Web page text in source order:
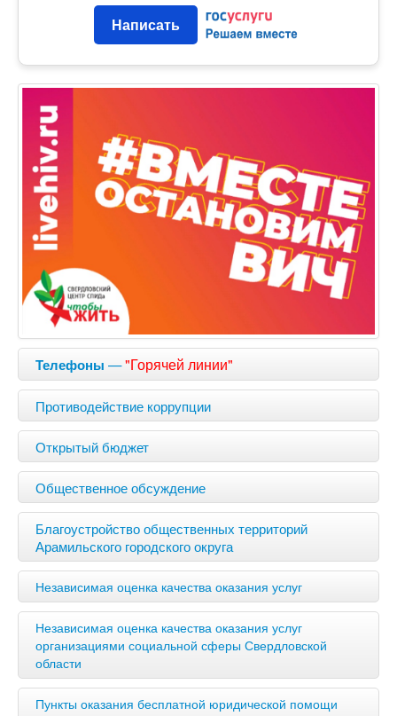
Написать
Телефоны —"Горячей линии"
Противодействие коррупции
Открытый бюджет
Общественное обсуждение
Благоустройство общественных территорий
Арамильского городского округа
Независимая оценка качества оказания услуг
Независимая оценка качества оказания услуг
организациями социальной сферы Свердловской
области
Пункты оказания бесплатной юридической помощи